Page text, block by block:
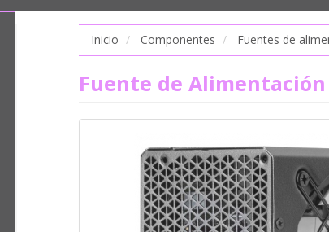
Inicio Componentes Fuentes de
Fuente de Alimentación